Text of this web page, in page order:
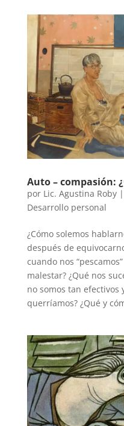
Auto – compasión:
por Lic. Agustina Roby|
Desarrollo personal
¿Cómo solemos
después de
cuando nos
malestar? ¿Qué nos
no somos tan efectivos
querríamos? ¿Qué y